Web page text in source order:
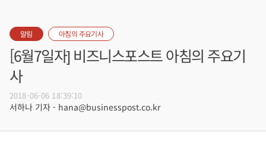
알림 아침의 주요기사
[6월7일자] 비즈니스포스트 아침의 주요기
사
2018-06-06 18:39:10
서하나 기자 - hana@businesspost.co.kr